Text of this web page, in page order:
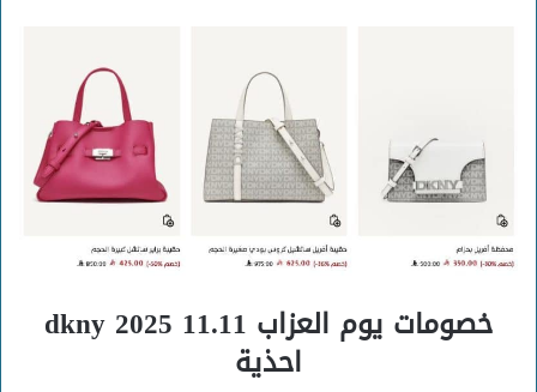
خصومات يوم العزاب 11.11 dkny 2025
احذية